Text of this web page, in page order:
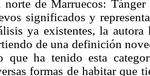
norte de Marruecos:
significados y
ya existentes, la
de una definición
que ha tenido esta
formas de habitar que